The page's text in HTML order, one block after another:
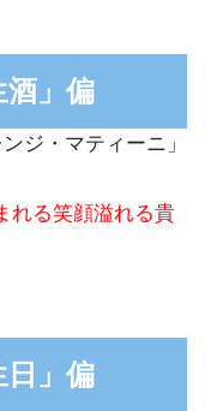
酒」偏
ジ・マティーニ」
れる笑顔溢れる貴
日」偏